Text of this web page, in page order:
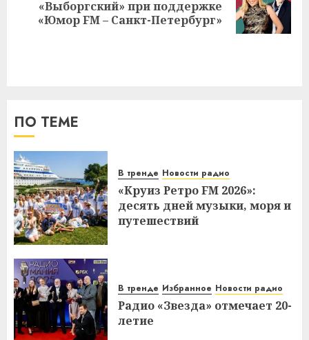
запись:
«Выборгский» при поддержке
«Юмор FM – Санкт-Петербург»
ПО ТЕМЕ
В тренде Новости радио
«Круиз Ретро FM 2026»:
десять дней музыки, моря и
путешествий
В тренде Избранное Новости радио
Радио «Звезда» отмечает 20-
летие